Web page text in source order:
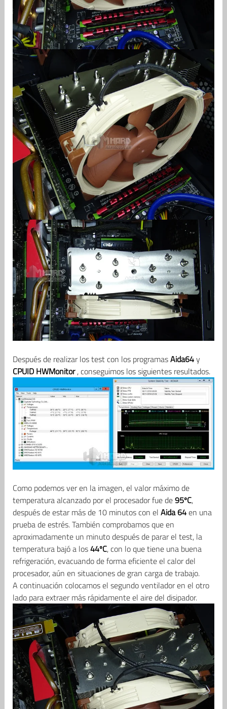
Después de realizar los test con los programasAida64y
CPUID HWMonitor, conseguimos los siguientes resultados.
Como podemos ver en la imagen, el valor máximo de
temperatura alcanzado por el procesador fue de95ºC,
después de estar más de 10 minutos con el Aida 64en una
prueba de estrés. También comprobamos que en
aproximadamente un minuto después de parar el test, la
temperatura bajó a los44ºC, con lo que tiene una buena
refrigeración, evacuando de forma eficiente el calor del
procesador, aún en situaciones de gran carga de trabajo.
A continuación colocamos el segundo ventilador en el otro
lado para extraer más rápidamente el aire del disipador.